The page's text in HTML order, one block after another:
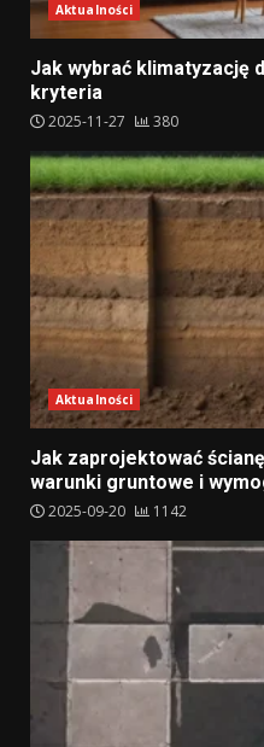
Aktualności
Jak wybrać klimatyzację
kryteria
2025-11-27 380
Aktualności
Jak zaprojektować
warunki gruntowe i
2025-09-20 1142